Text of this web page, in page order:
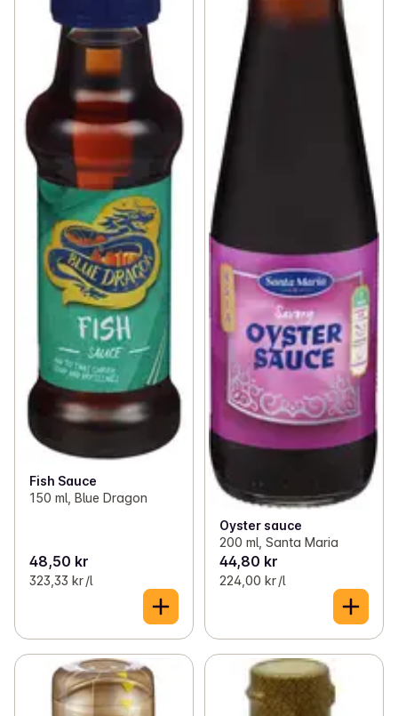
Fish Sauce
150 ml, Blue Dragon
48,50 kr
323,33 kr /l
Oyster sauce
200 ml, Santa Maria
44,80 kr
224,00 kr /l